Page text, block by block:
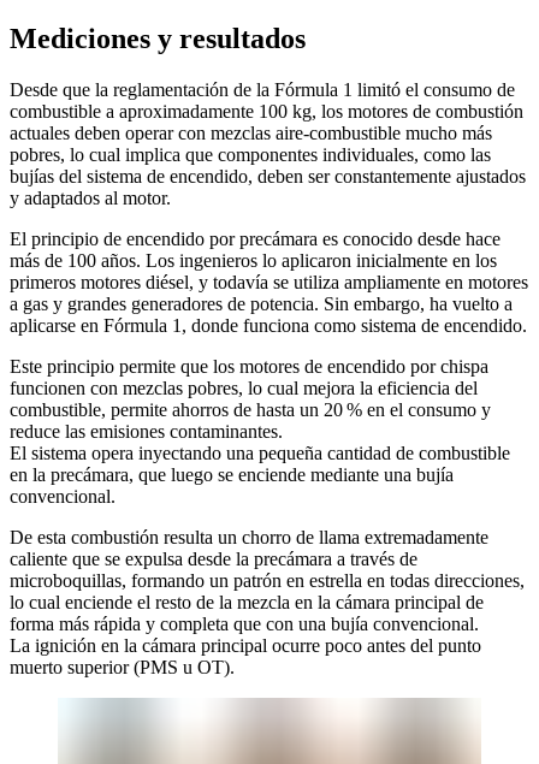
Mediciones y resultados
Desde que la reglamentación de la Fórmula 1 limitó el consumo de
combustible a aproximadamente 100 kg, los motores de combustión
actuales deben operar con mezclas aire-combustible mucho más
pobres, lo cual implica que componentes individuales, como las
bujías del sistema de encendido, deben ser constantemente ajustados
y adaptados al motor.
El principio de encendido por precámara es conocido desde hace
más de 100 años. Los ingenieros lo aplicaron inicialmente en los
primeros motores diésel, y todavía se utiliza ampliamente en motores
a gas y grandes generadores de potencia. Sin embargo, ha vuelto a
aplicarse en Fórmula 1, donde funciona como sistema de encendido.
Este principio permite que los motores de encendido por chispa
funcionen con mezclas pobres, lo cual mejora la eficiencia del
combustible, permite ahorros de hasta un 20 % en el consumo y
reduce las emisiones contaminantes.
El sistema opera inyectando una pequeña cantidad de combustible
en la precámara, que luego se enciende mediante una bujía
convencional.
De esta combustión resulta un chorro de llama extremadamente
caliente que se expulsa desde la precámara a través de
microboquillas, formando un patrón en estrella en todas direcciones,
lo cual enciende el resto de la mezcla en la cámara principal de
forma más rápida y completa que con una bujía convencional.
La ignición en la cámara principal ocurre poco antes del punto
muerto superior (PMS u OT).